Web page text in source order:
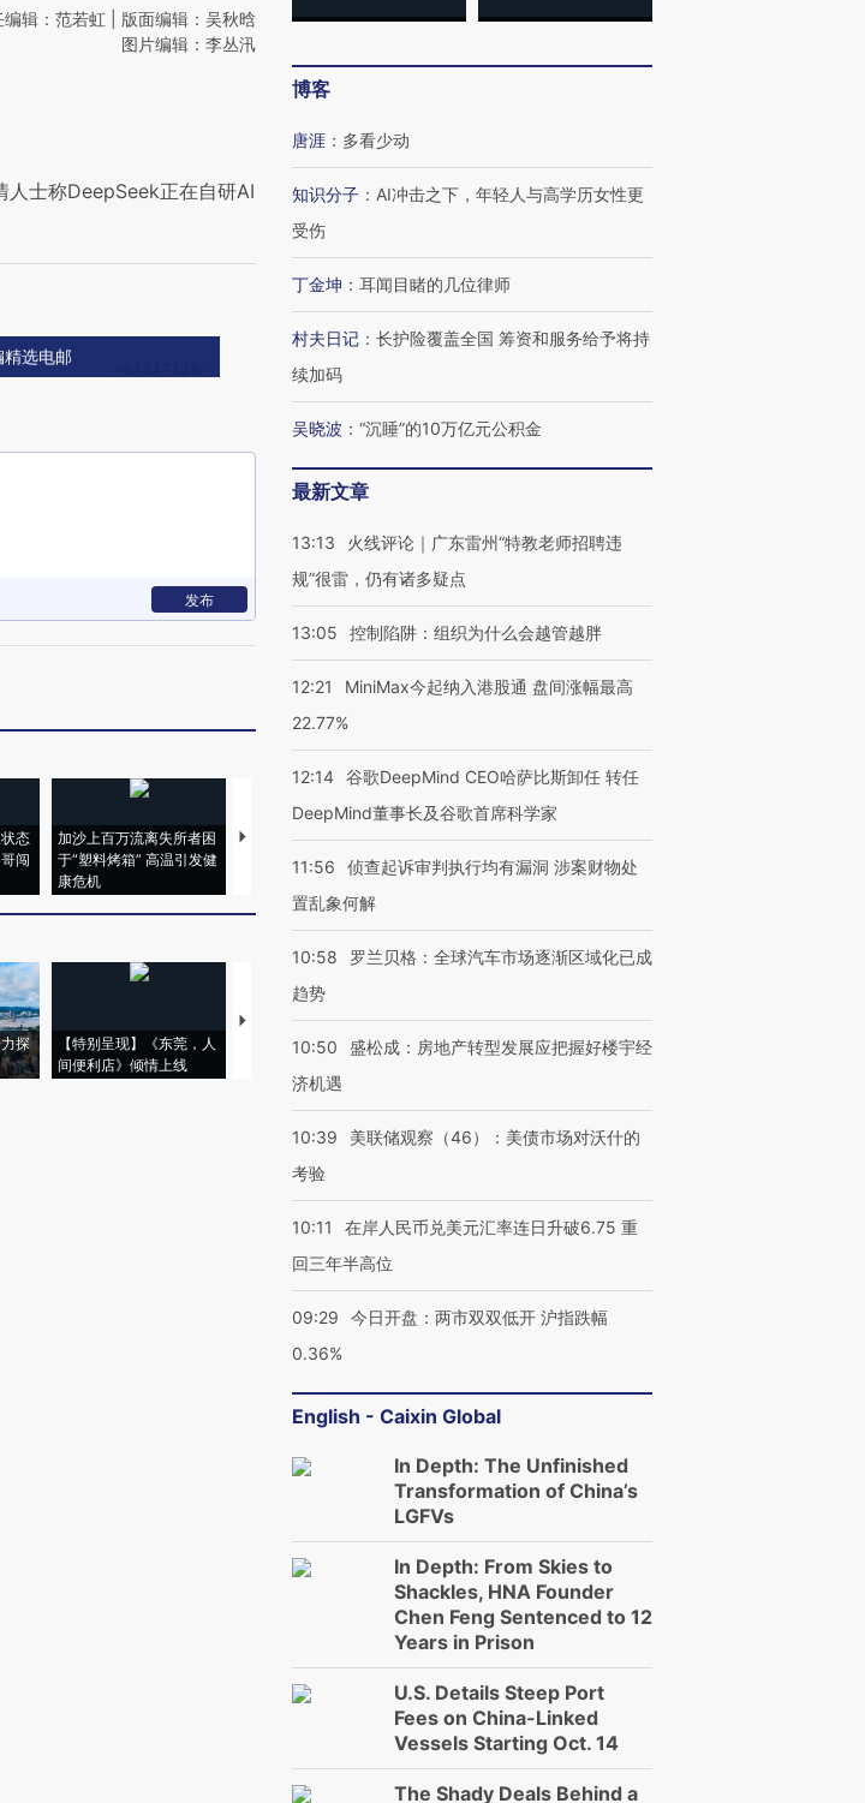
编辑：范若虹 | 版面编辑：吴秋晗
图片编辑：李丛汛
士称DeepSeek正在自研AI
精选电邮
发布
态
闯
加沙上百万流离失所者困
于“塑料烤箱” 高温引发健
康危机
马航飞行员跨国走私7万
粒摇头丸 尿检体内含3种
泽连斯基密集出访美英 索
要防空导弹“救急”
秘鲁纳斯卡观光飞机坠毁
13人遇难
探
【特别呈现】《东莞，人
间便利店》倾情上线
【推广】走进第四届链博
会，让数智科技“链”接产
【特别呈现】寻找100种
【商旅对话】华住集团
CFO：不靠规模取胜，华
博客
唐涯 ： 多看少动
知识分子 ： AI冲击之下，年轻人与高学历女性更
受伤
丁金坤 ： 耳闻目睹的几位律师
村夫日记 ： 长护险覆盖全国 筹资和服务给予将持
续加码
吴晓波 ： “沉睡”的10万亿元公积金
最新文章
13:13
火线评论｜广东雷州“特教老师招聘违
规”很雷，仍有诸多疑点
13:05 控制陷阱：组织为什么会越管越胖
12:21
MiniMax今起纳入港股通 盘间涨幅最高
22.77%
12:14 谷歌DeepMind CEO哈萨比斯卸任 转任
DeepMind董事长及谷歌首席科学家
11:56
侦查起诉审判执行均有漏洞 涉案财物处
置乱象何解
10:58
罗兰贝格：全球汽车市场逐渐区域化已成
趋势
10:50
盛松成：房地产转型发展应把握好楼宇经
济机遇
10:39
美联储观察（46）：美债市场对沃什的
考验
10:11
在岸人民币兑美元汇率连日升破6.75 重
回三年半高位
09:29
今日开盘：两市双双低开 沪指跌幅
0.36%
English - Caixin Global
In Depth: The Unfinished
Transformation of China’s
LGFVs
In Depth: From Skies to
Shackles, HNA Founder
Chen Feng Sentenced to 12
Years in Prison
U.S. Details Steep Port
Fees on China-Linked
Vessels Starting Oct. 14
The Shady Deals Behind a